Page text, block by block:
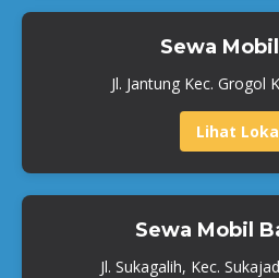
Sewa
Jl. Jantung Kec. Grogol
Lihat
Sewa Mobil
Jl. Sukagalih, Kec.